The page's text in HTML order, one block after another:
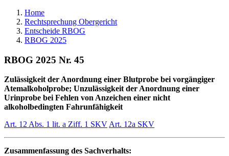
Home
Rechtsprechung Obergericht
Entscheide RBOG
RBOG 2025
RBOG 2025 Nr. 45
Zulässigkeit der Anordnung einer Blutprobe bei vorgängiger
Atemalkoholprobe; Unzulässigkeit der Anordnung einer
Urinprobe bei Fehlen von Anzeichen einer nicht
alkoholbedingten Fahrunfähigkeit
Art. 12 Abs. 1 lit. a Ziff. 1 SKVArt. 12a SKV
Zusammenfassung des Sachverhalts: